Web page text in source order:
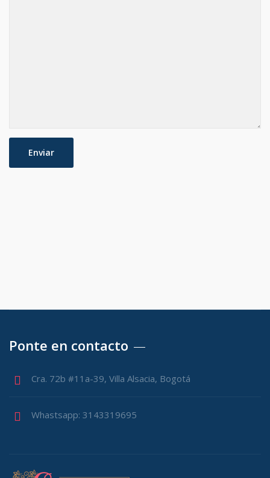
Ponte en contacto
Cra. 72b #11a-39, Villa Alsacia, Bogotá
Whastsapp: 3143319695